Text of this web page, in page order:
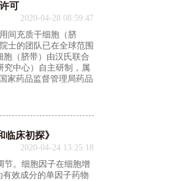
可
2020-04-28 08:59:47
间充质干细胞（脐
士的团队已在全球范围
（脐带）由汉氏联合
中心）自主研制，属
家药品监督管理局药品
床初探》
2020-04-24 13:25:18
节。细胞因子在细胞增
效成分的单因子药物